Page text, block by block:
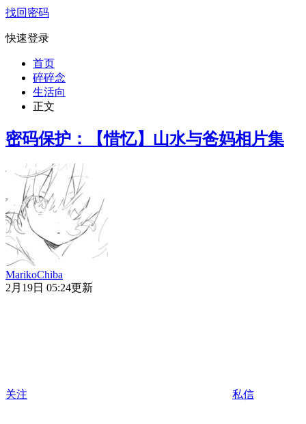
找回密码
快速登录
首页
碎碎念
生活向
正文
密码保护：【惜忆】山水与爸妈相片集
MarikoChiba
2月19日 05:24更新
关注 私信